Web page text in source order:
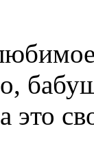
это